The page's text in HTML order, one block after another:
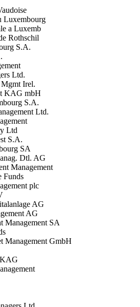
Luxembourg
a Luxemb
Rothschil
S.A.
Ltd.
Irel.
KAG mbH
S.A.
Ltd.
Ltd
S.A.
SA
Dtl. AG
Management
Funds
plc
AG
AG
Management SA
Management GmbH